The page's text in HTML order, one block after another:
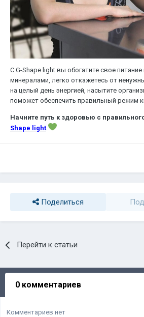
С G-Shape light вы обогатите свое питание
минералами, легко откажетесь от
на целый день энергией, насытите
поможет обеспечить правильный режим
Начните путь к здоровью с
Shape light
Поделиться
Перейти к статьи
0 комментариев
Комментариев нет